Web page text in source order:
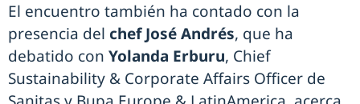
El encuentro también ha contado con la
presencia del chef José Andrés, que ha
debatido con Yolanda Erburu, Chief
Sustainability & Corporate Affairs Officer de